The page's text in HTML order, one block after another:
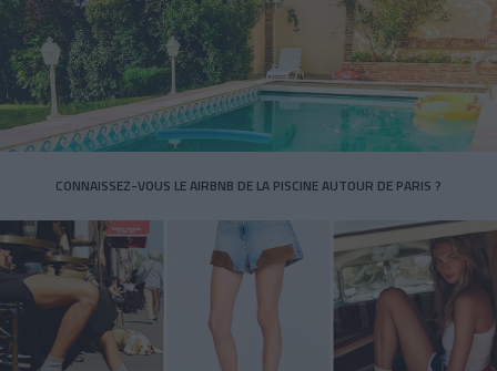
CONNAISSEZ-VOUS LE AIRBNB DE LA PISCINE AUTOUR DE PARIS ?